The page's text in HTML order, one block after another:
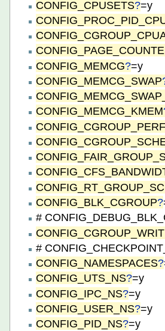
CONFIG_CPUSETS?=y
CONFIG_MEMCG?=y
CONFIG_MEMCG_SWAP
CONFIG_MEMCG_KMEM
CONFIG_BLK_CGROUP?
#
#
CONFIG_NAMESPACES?
CONFIG_UTS_NS?=y
CONFIG_IPC_NS?=y
CONFIG_USER_NS?=y
CONFIG_PID_NS?=y